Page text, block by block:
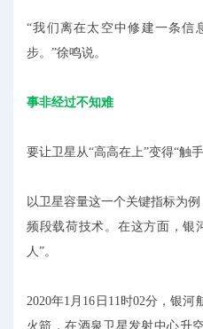
“我们离在太空中修建一条信
步。”徐鸣说。
事非经过不知难
要让卫星从“高高在上”变得“触
以卫星容量这一个关键指标为
频段载荷技术。在这方面，银
人”。
2020年1月16日11时02分，银
火箭，在酒泉卫星发射中心升